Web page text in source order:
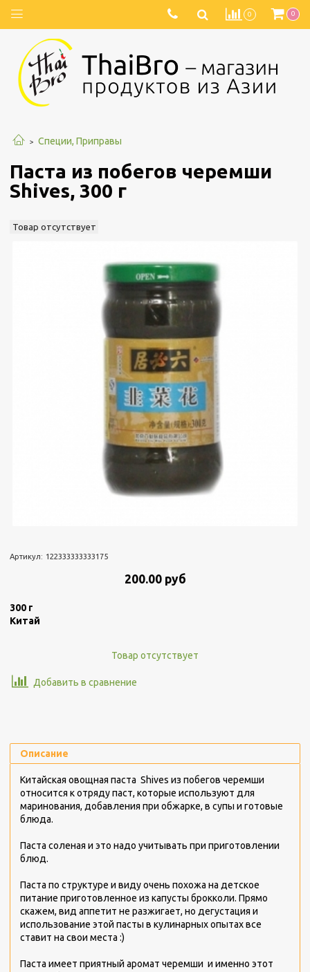
0 0
Специи, Приправы
Паста из побегов черемши
Shives, 300 г
Товар отсутствует
Артикул: 122333333333175
200.00 руб
300 г
Китай
Товар отсутствует
Добавить в сравнение
Описание
Китайская овощная паста Shives из побегов черемши
относится к отряду паст, которые используют для
маринования, добавления при обжарке, в супы и готовые
блюда.
Паста соленая и это надо учитывать при приготовлении
блюд.
Паста по структуре и виду очень похожа на детское
питание приготовленное из капусты брокколи. Прямо
скажем, вид аппетит не разжигает, но дегустация и
использование этой пасты в кулинарных опытах все
ставит на свои места :)
Паста имеет приятный аромат черемши и именно этот